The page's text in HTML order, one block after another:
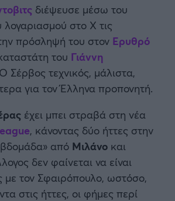
διέψευσε μέσω του
στο X τις
πρόσληψή του στον Ερυθρό
του Γιάννη
Ο Σέρβος τεχνικός, μάλιστα,
για τον Έλληνα προπονητή.
έχει μπει στραβά στη νέα
, κάνοντας δύο ήττες στην
από Μιλάνο και
δεν φαίνεται να είναι
με τον Σφαιρόπουλο, ωστόσο,
στις ήττες, οι φήμες περί